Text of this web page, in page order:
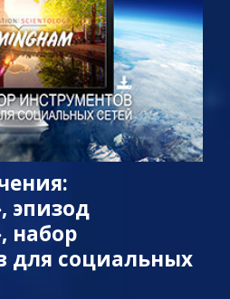
эпизод
набор
для социальных